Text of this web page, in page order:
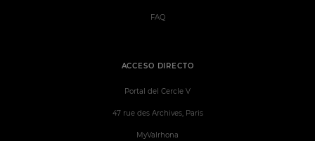
ACCESO DIRECTO
Portal del Cercle V
47 rue des Archives, Paris
MyValrhona
FAQ